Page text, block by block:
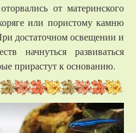
от материнского
или пористому камню
достаточном освещении и
начнуться развиваться
прирастут к основанию.